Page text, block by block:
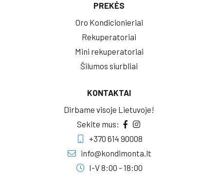
PREKĖS
Oro Kondicionieriai
Rekuperatoriai
Mini rekuperatoriai
Šilumos siurbliai
KONTAKTAI
Dirbame visoje Lietuvoje!
Sekite mus:
+370 614 90008
info@kondimonta.lt
I-V 8:00 - 18:00